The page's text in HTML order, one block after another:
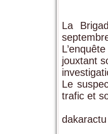
La
jouxtant
Le
trafic et
dakaractu